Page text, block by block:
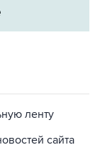
ленту
сайта